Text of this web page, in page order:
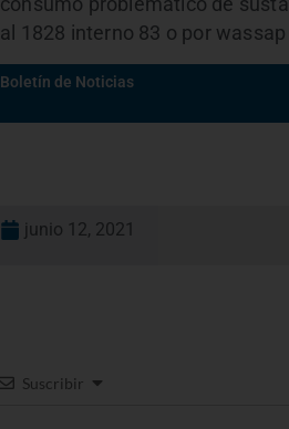
consumo problemático de
al 1828 interno 83 o por
Boletín de Noticias
junio 12, 2021
Suscribir